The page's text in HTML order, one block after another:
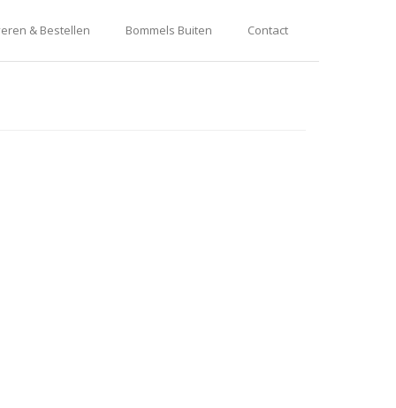
& Bestellen Bommels Buiten Contact